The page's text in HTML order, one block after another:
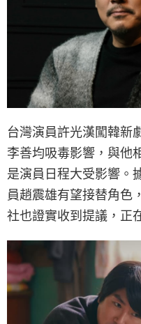
台灣演員許光漢闖韓新
李善均吸毒影響，與他
是演員日程大受影響。
員趙震雄有望接替角色
社也證實收到提議，正